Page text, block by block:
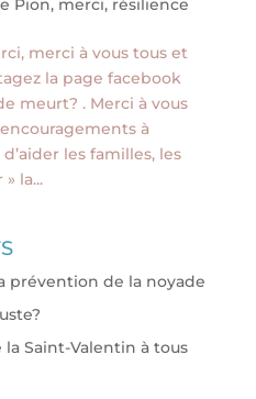
Pion, merci, résilience
merci à vous tous et
la page facebook
meurt? . Merci à vous
à
les familles, les
la...
prévention de la noyade
la Saint-Valentin à tous